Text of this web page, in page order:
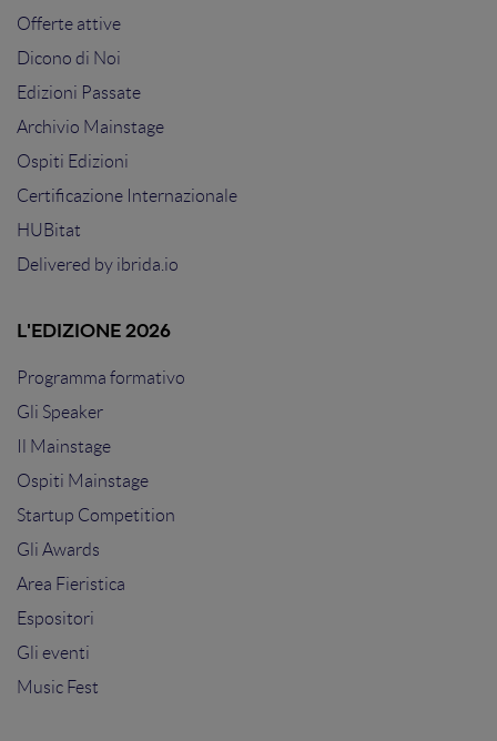
Offerte attive
Dicono di Noi
Edizioni Passate
Archivio Mainstage
Ospiti Edizioni
Certificazione Internazionale
HUBitat
Delivered by ibrida.io
L'EDIZIONE 2026
Programma formativo
Gli Speaker
Il Mainstage
Ospiti Mainstage
Startup Competition
Gli Awards
Area Fieristica
Espositori
Gli eventi
Music Fest